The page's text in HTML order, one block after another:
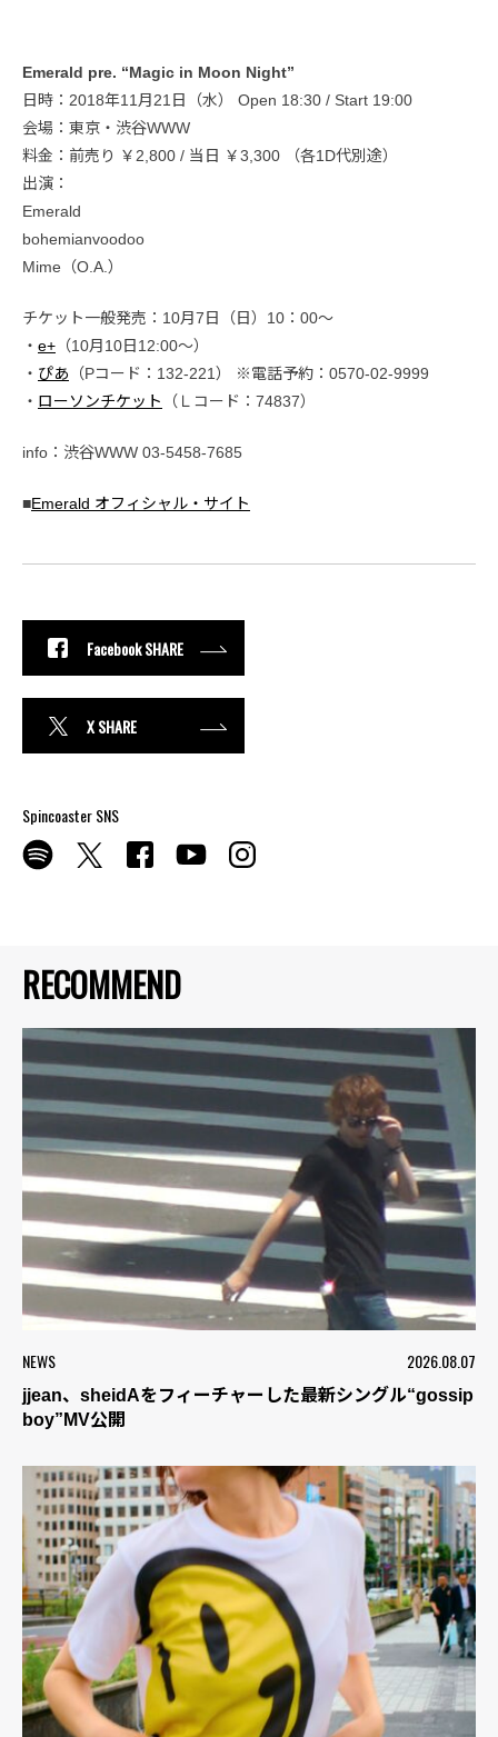
RECOMMEND
NEWS 2026.08.07
jjean、sheidAをフィーチャーした最新シングル“gossip
boy”MV公開
Emerald pre. “Magic in Moon Night”
日時：2018年11月21日（水） Open 18:30 / Start 19:00
会場：東京・渋谷WWW
料金：前売り ￥2,800 / 当日 ￥3,300 （各1D代別途）
出演：
Emerald
bohemianvoodoo
Mime（O.A.）
チケット一般発売：10月7日（日）10：00～
・ e+ （10月10日12:00〜）
・ ぴあ （Pコード：132-221） ※電話予約：0570-02-9999
・ ローソンチケット （Ｌコード：74837）
info：渋谷WWW 03-5458-7685
■Emerald オフィシャル・サイト
Facebook SHARE
X SHARE
Spincoaster SNS